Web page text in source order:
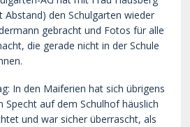
Abstand) den Schulgarten wieder
gebracht und Fotos für alle
die gerade nicht in der Schule
In den Maiferien hat sich übrigens
Specht auf dem Schulhof häuslich
und war sicher überrascht, als